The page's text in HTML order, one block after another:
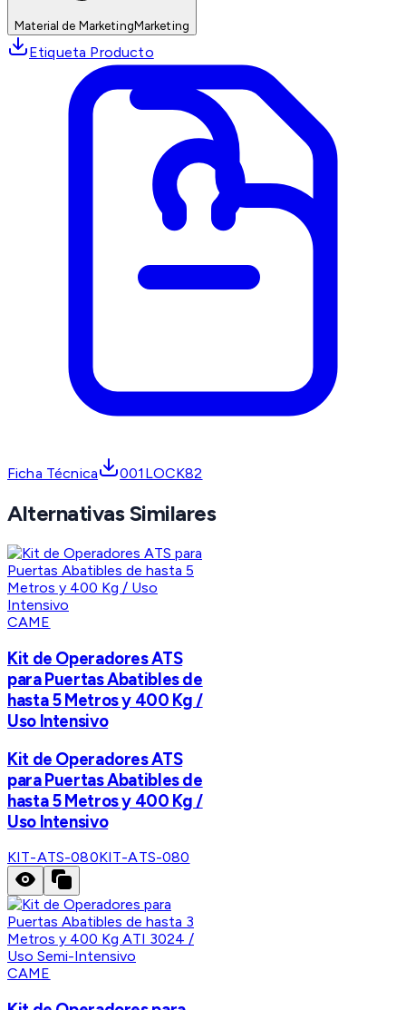
Material de MarketingMarketing
Etiqueta Producto
Ficha Técnica 001LOCK82
Alternativas Similares
CAME
Kit de Operadores ATS
para Puertas Abatibles de
hasta 5 Metros y 400 Kg /
Uso Intensivo
Kit de Operadores ATS
para Puertas Abatibles de
hasta 5 Metros y 400 Kg /
Uso Intensivo
KIT-ATS-080KIT-ATS-080
CAME